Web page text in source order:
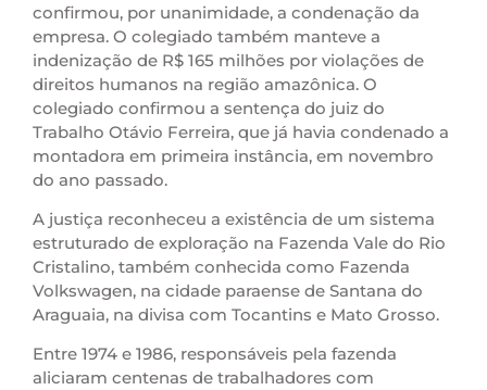
confirmou, por unanimidade, a condenação da
empresa. O colegiado também manteve a
indenização de R$ 165 milhões por violações de
direitos humanos na região amazônica. O
colegiado confirmou a sentença do juiz do
Trabalho Otávio Ferreira, que já havia condenado a
montadora em primeira instância, em novembro
do ano passado.
A justiça reconheceu a existência de um sistema
estruturado de exploração na Fazenda Vale do Rio
Cristalino, também conhecida como Fazenda
Volkswagen, na cidade paraense de Santana do
Araguaia, na divisa com Tocantins e Mato Grosso.
Entre 1974 e 1986, responsáveis pela fazenda
aliciaram centenas de trabalhadores com